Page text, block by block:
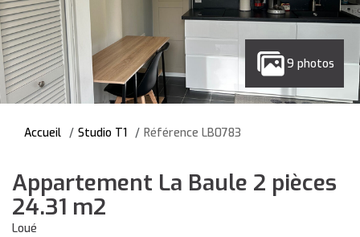
9 photos
Accueil Studio T1 Référence LB0783
Appartement La Baule 2 pièces
24.31 m2
Loué